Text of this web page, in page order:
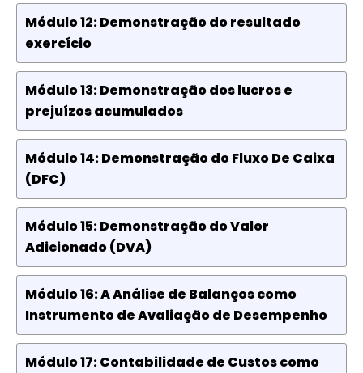
Módulo 12: Demonstração do resultado
exercício
Módulo 13: Demonstração dos lucros e
prejuízos acumulados
Módulo 14: Demonstração do Fluxo De Caixa
(DFC)
Módulo 15: Demonstração do Valor
Adicionado (DVA)
Módulo 16: A Análise de Balanços como
Instrumento de Avaliação de Desempenho
Módulo 17: Contabilidade de Custos como